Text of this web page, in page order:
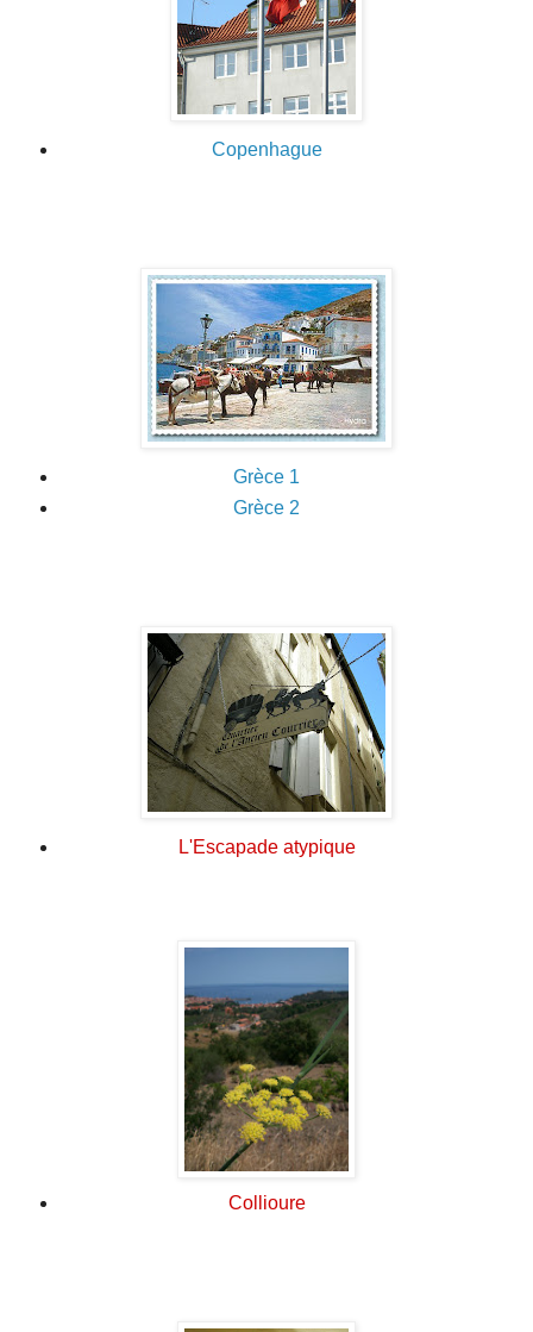
Copenhague
Grèce 1
Grèce 2
L'Escapade atypique
Collioure